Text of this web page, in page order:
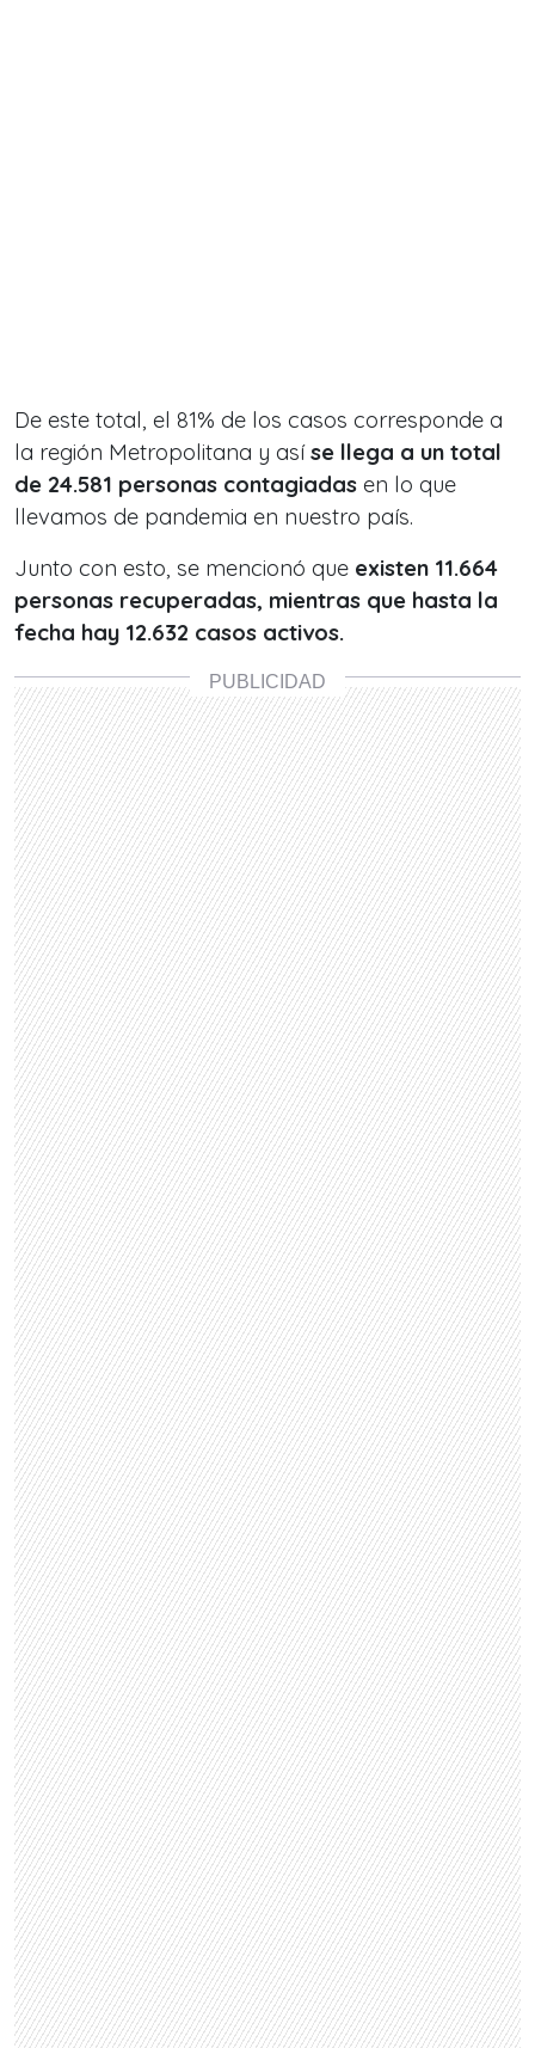
De este total, el 81% de los casos corresponde a
la región Metropolitana y asíse llega a un total
de 24.581 personas contagiadas en lo que
llevamos de pandemia en nuestro país.
Junto con esto, se mencionó que existen 11.664
personas recuperadas, mientras que hasta la
fecha hay 12.632 casos activos.